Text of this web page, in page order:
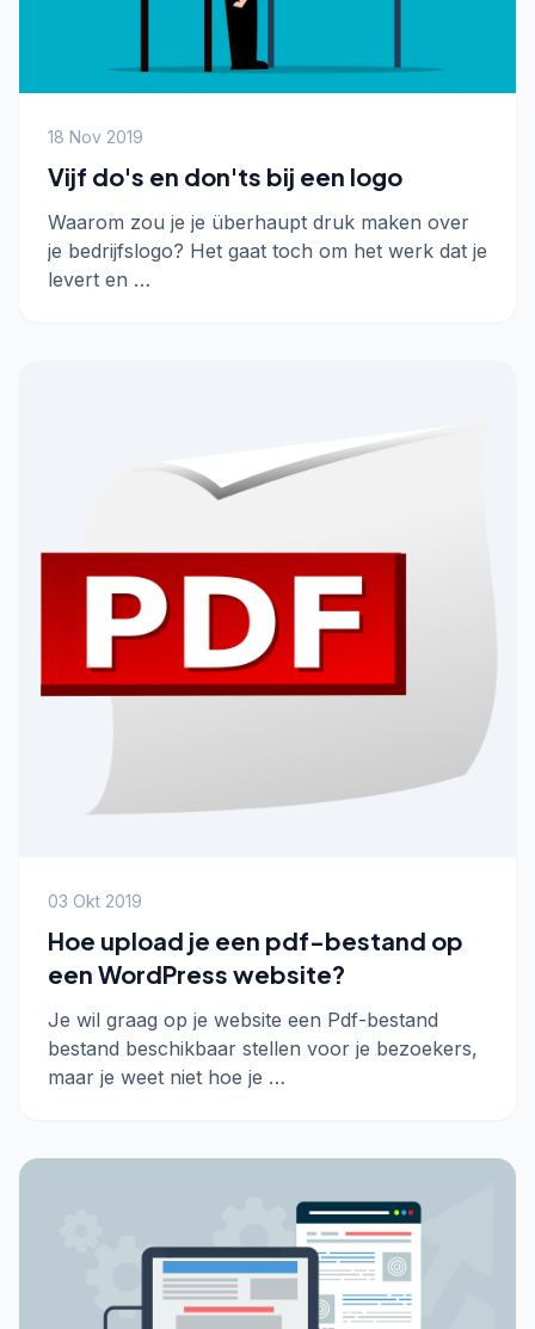
18 Nov 2019
Vijf do's en don'ts bij een logo
Waarom zou je je überhaupt druk maken over
je bedrijfslogo? Het gaat toch om het werk dat je
levert en …
03 Okt 2019
Hoe upload je een pdf-bestand op
een WordPress website?
Je wil graag op je website een Pdf-bestand
bestand beschikbaar stellen voor je bezoekers,
maar je weet niet hoe je …